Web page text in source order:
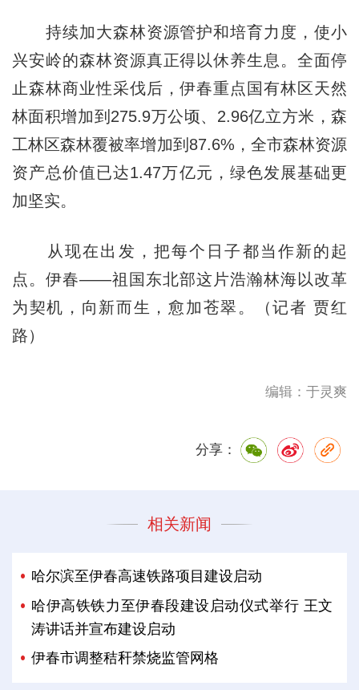
持续加大森林资源管护和培育力度，使小
兴安岭的森林资源真正得以休养生息。全面停
止森林商业性采伐后，伊春重点国有林区天然
林面积增加到275.9万公顷、2.96亿立方米，森
工林区森林覆被率增加到87.6%，全市森林资源
资产总价值已达1.47万亿元，绿色发展基础更
加坚实。
从现在出发，把每个日子都当作新的起
点。伊春——祖国东北部这片浩瀚林海以改革
为契机，向新而生，愈加苍翠。（记者 贾红
路）
编辑：于灵爽
分享：
相关新闻
哈尔滨至伊春高速铁路项目建设启动
哈伊高铁铁力至伊春段建设启动仪式举行 王文
涛讲话并宣布建设启动
伊春市调整秸秆禁烧监管网格